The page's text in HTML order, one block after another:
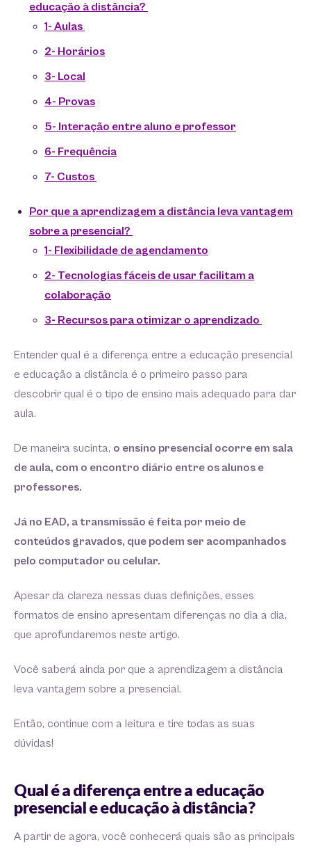
educação à distância?
1- Aulas
2- Horários
3- Local
4- Provas
5- Interação entre aluno e professor
6- Frequência
7- Custos
Por que a aprendizagem a distância leva vantagem
sobre a presencial?
1- Flexibilidade de agendamento
2- Tecnologias fáceis de usar facilitam a
colaboração
3- Recursos para otimizar o aprendizado
Entender qual é a diferença entre a educação presencial
e educação a distância é o primeiro passo para
descobrir qual é o tipo de ensino mais adequado para dar
aula.
De maneira sucinta, o ensino presencial ocorre em sala
de aula, com o encontro diário entre os alunos e
professores.
Já no EAD, a transmissão é feita por meio de
conteúdos gravados, que podem ser acompanhados
pelo computador ou celular.
Apesar da clareza nessas duas definições, esses
formatos de ensino apresentam diferenças no dia a dia,
que aprofundaremos neste artigo.
Você saberá ainda por que a aprendizagem a distância
leva vantagem sobre a presencial.
Então, continue com a leitura e tire todas as suas
dúvidas!
Qual é a diferença entre a educação
presencial e educação à distância?
A partir de agora, você conhecerá quais são as principais